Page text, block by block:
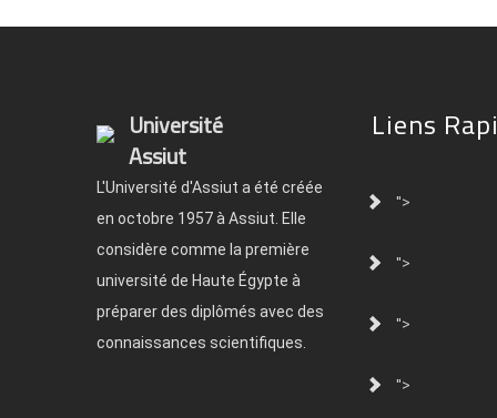
Université
Assiut
L'Université d'Assiut a été créée
en octobre 1957 à Assiut. Elle
considère comme la première
université de Haute Égypte à
préparer des diplômés avec des
connaissances scientifiques.
Liens
">
">
">
">